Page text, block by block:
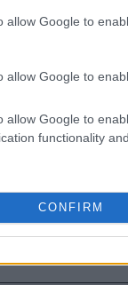
allow Google to
allow Google to
allow Google to
functionality
CONFIRM
κάτω από 2 ευρώ
τον τρόπο που
ζώδια είναι